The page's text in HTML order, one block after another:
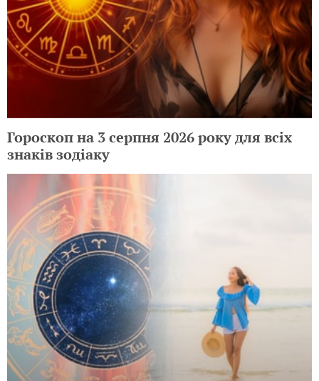
Гороскоп на 3 серпня 2026 року для всіх
знаків зодіаку